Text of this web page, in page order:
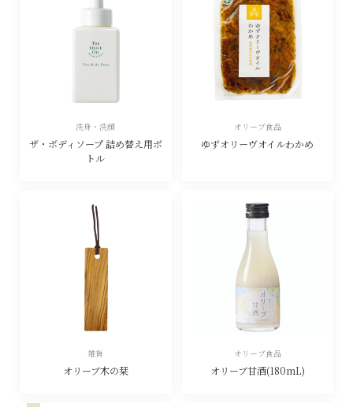
洗身・洗顔
ザ・ボディソープ 詰め替え用ボ
トル
オリーブ食品
ゆずオリーヴオイルわかめ
雑貨
オリーブ木の栞
オリーブ食品
オリーブ甘酒(180mL)